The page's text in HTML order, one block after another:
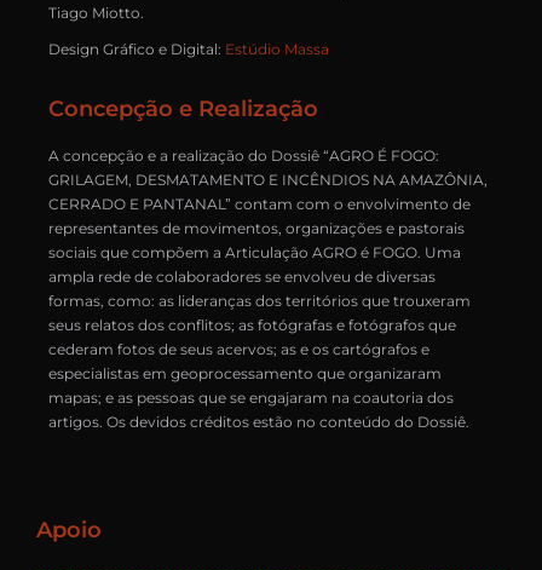
Tiago Miotto.
Design Gráfico e Digital: Estúdio Massa
Concepção e Realização
A concepção e a realização do Dossiê “AGRO É FOGO:
GRILAGEM, DESMATAMENTO E INCÊNDIOS NA AMAZÔNIA,
CERRADO E PANTANAL” contam com o envolvimento de
representantes de movimentos, organizações e pastorais
sociais que compõem a Articulação AGRO é FOGO. Uma
ampla rede de colaboradores se envolveu de diversas
formas, como: as lideranças dos territórios que trouxeram
seus relatos dos conflitos; as fotógrafas e fotógrafos que
cederam fotos de seus acervos; as e os cartógrafos e
especialistas em geoprocessamento que organizaram
mapas; e as pessoas que se engajaram na coautoria dos
artigos. Os devidos créditos estão no conteúdo do Dossiê.
Apoio